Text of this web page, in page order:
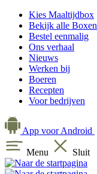
Kies Maaltijdbox
Bekijk alle Boxen
Bestel eenmalig
Ons verhaal
Nieuws
Werken bij
Boeren
Recepten
Voor bedrijven
App voor Android
Menu Sluit